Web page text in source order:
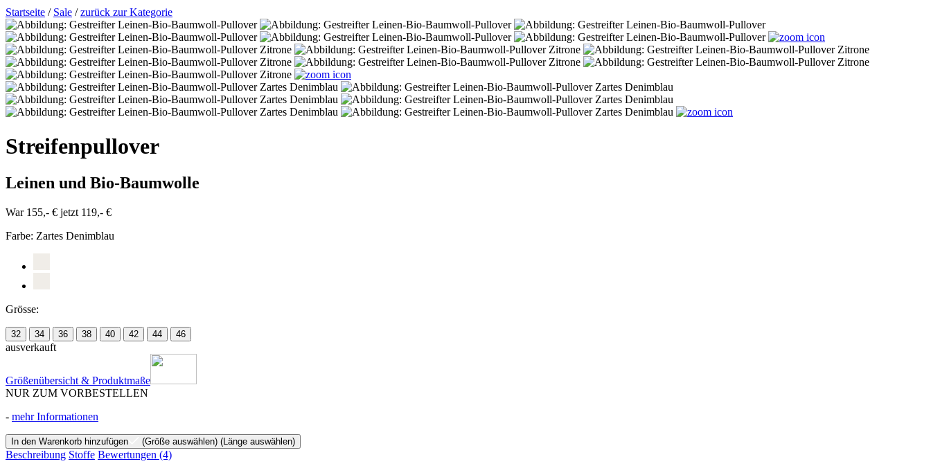
Startseite / Sale /zurück zur Kategorie
Streifenpullover
Leinen und Bio-Baumwolle
War 155,- € jetzt 119,- €
Farbe: Zartes Denimblau
Grösse:
32 34 36 38 40 42 44 46
ausverkauft
Größenübersicht & Produktmaße
NUR ZUM VORBESTELLEN
- mehr Informationen
In den Warenkorb hinzufügen (Größe auswählen) (Länge auswählen)
Beschreibung Stoffe Bewertungen (4)